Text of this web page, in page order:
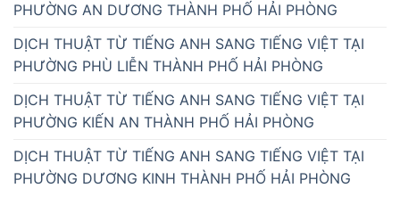
PHƯỜNG AN DƯƠNG THÀNH PHỐ HẢI PHÒNG
DỊCH THUẬT TỪ TIẾNG ANH SANG TIẾNG VIỆT TẠI
PHƯỜNG PHÙ LIỄN THÀNH PHỐ HẢI PHÒNG
DỊCH THUẬT TỪ TIẾNG ANH SANG TIẾNG VIỆT TẠI
PHƯỜNG KIẾN AN THÀNH PHỐ HẢI PHÒNG
DỊCH THUẬT TỪ TIẾNG ANH SANG TIẾNG VIỆT TẠI
PHƯỜNG DƯƠNG KINH THÀNH PHỐ HẢI PHÒNG